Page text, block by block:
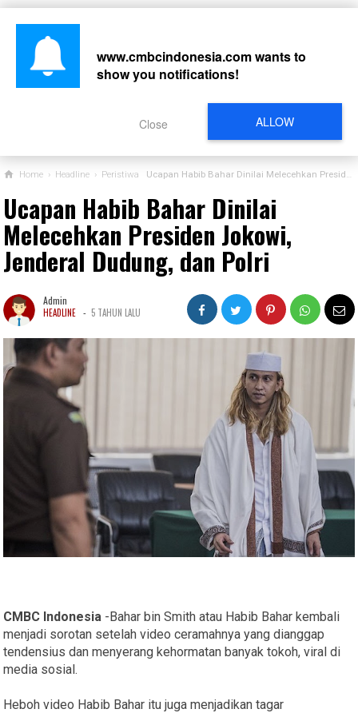
Home › Headline › Peristiwa Ucapan Habib Bahar Dinilai Melecehkan Presiden Jokowi, Jenderal Dudung, dan Polri
Ucapan Habib Bahar Dinilai
Melecehkan Presiden Jokowi,
Jenderal Dudung, dan Polri
Admin
HEADLINE - 5 TAHUN LALU
CMBC Indonesia -Bahar bin Smith atau Habib Bahar kembali
menjadi sorotan setelah video ceramahnya yang dianggap
tendensius dan menyerang kehormatan banyak tokoh, viral di
media sosial.
Heboh video Habib Bahar itu juga menjadikan tagar
www.cmbcindonesia.comwants to
show you notifications!
ALLOW
Close